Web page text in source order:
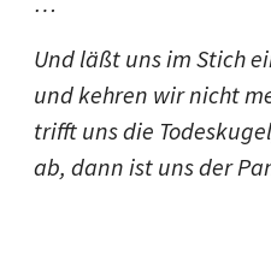
Und läßt uns im Stich
und kehren wir nicht
trifft uns die
ab, dann ist uns der